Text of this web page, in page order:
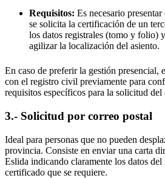
Requisitos: Es necesario
se solicita la certificación de un
los datos registrales (tomo y folio)
agilizar la localización del asiento.
En caso de preferir la gestión presencial,
con el registro civil previamente para
requisitos específicos para la solicitud
3.- Solicitud por correo postal
Ideal para personas que no pueden
provincia. Consiste en enviar una carta
Eslida indicando claramente los datos
certificado que se requiere.